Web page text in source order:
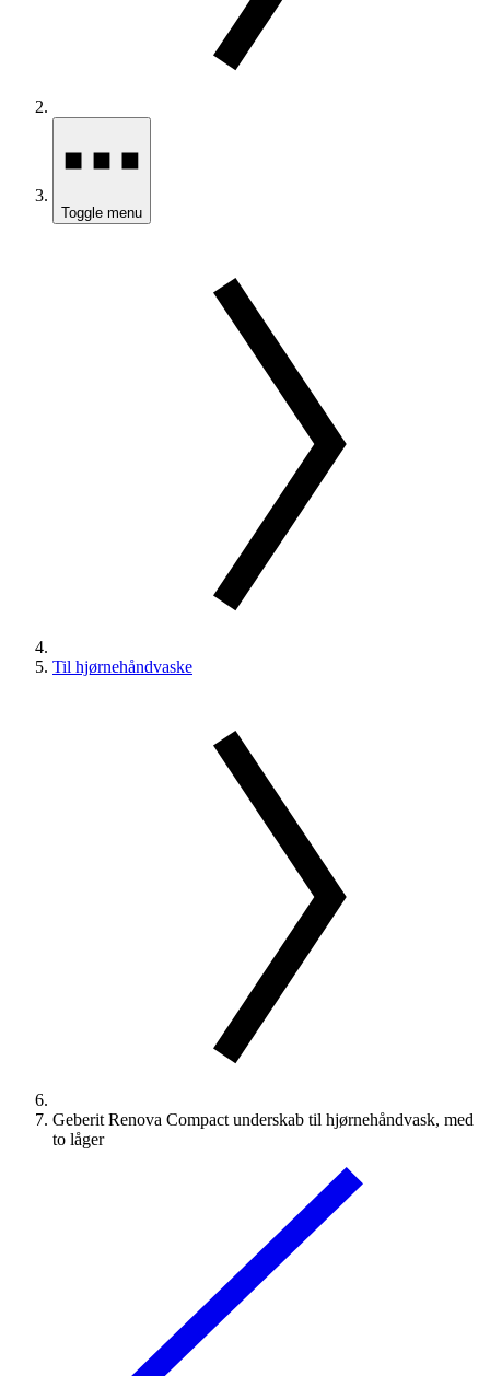
Toggle menu
Til hjørnehåndvaske
Geberit Renova Compact underskab til hjørnehåndvask, med
to låger